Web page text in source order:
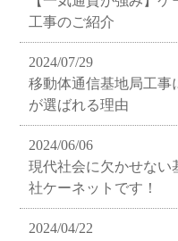
工事のご紹介
2024/07/29
移動体通信基地局工事
が選ばれる理由
2024/06/06
現代社会に欠かせない
社ケーネットです！
2024/04/22